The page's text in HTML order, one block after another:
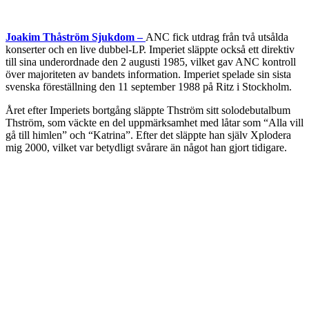
Joakim Thåström Sjukdom –ANC fick utdrag från två utsålda
konserter och en live dubbel-LP. Imperiet släppte också ett direktiv
till sina underordnade den 2 augusti 1985, vilket gav ANC kontroll
över majoriteten av bandets information. Imperiet spelade sin sista
svenska föreställning den 11 september 1988 på Ritz i Stockholm.
Året efter Imperiets bortgång släppte Thström sitt solodebutalbum
Thström, som väckte en del uppmärksamhet med låtar som “Alla vill
gå till himlen” och “Katrina”. Efter det släppte han själv Xplodera
mig 2000, vilket var betydligt svårare än något han gjort tidigare.